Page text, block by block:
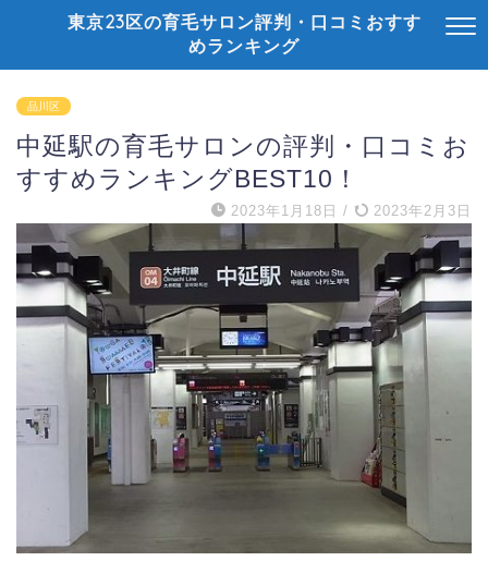
東京23区の育毛サロン評判・口コミおすす
めランキング
品川区
中延駅の育毛サロンの評判・口コミお
すすめランキングBEST10！
2023年1月18日 / 2023年2月3日